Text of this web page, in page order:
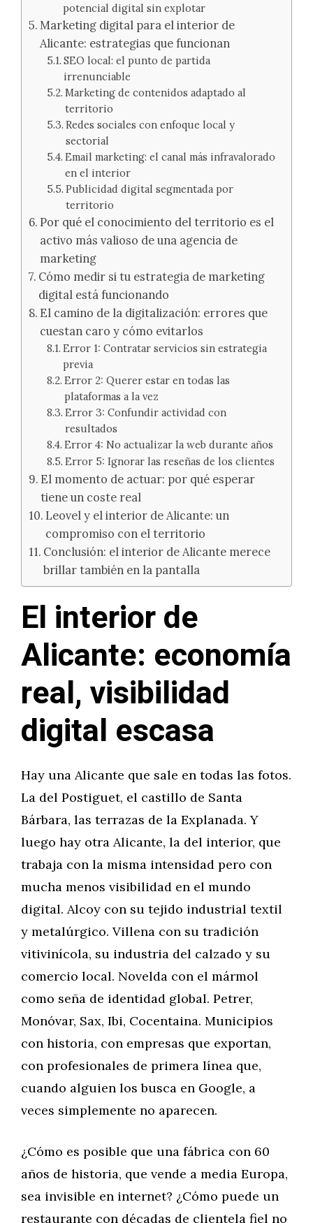
potencial digital sin explotar
Marketing digital para el interior de
Alicante: estrategias que funcionan
SEO local: el punto de partida
irrenunciable
Marketing de contenidos adaptado al
territorio
Redes sociales con enfoque local y
sectorial
Email marketing: el canal más infravalorado
en el interior
Publicidad digital segmentada por
territorio
Por qué el conocimiento del territorio es el
activo más valioso de una agencia de
marketing
Cómo medir si tu estrategia de marketing
digital está funcionando
El camino de la digitalización: errores que
cuestan caro y cómo evitarlos
Error 1: Contratar servicios sin estrategia
previa
Error 2: Querer estar en todas las
plataformas a la vez
Error 3: Confundir actividad con
resultados
Error 4: No actualizar la web durante años
Error 5: Ignorar las reseñas de los clientes
El momento de actuar: por qué esperar
tiene un coste real
Leovel y el interior de Alicante: un
compromiso con el territorio
Conclusión: el interior de Alicante merece
brillar también en la pantalla
El interior de
Alicante: economía
real, visibilidad
digital escasa
Hay una Alicante que sale en todas las fotos.
La del Postiguet, el castillo de Santa
Bárbara, las terrazas de la Explanada. Y
luego hay otra Alicante, la del interior, que
trabaja con la misma intensidad pero con
mucha menos visibilidad en el mundo
digital. Alcoy con su tejido industrial textil
y metalúrgico. Villena con su tradición
vitivinícola, su industria del calzado y su
comercio local. Novelda con el mármol
como seña de identidad global. Petrer,
Monóvar, Sax, Ibi, Cocentaina. Municipios
con historia, con empresas que exportan,
con profesionales de primera línea que,
cuando alguien los busca en Google, a
veces simplemente no aparecen.
¿Cómo es posible que una fábrica con 60
años de historia, que vende a media Europa,
sea invisible en internet? ¿Cómo puede un
restaurante con décadas de clientela fiel no